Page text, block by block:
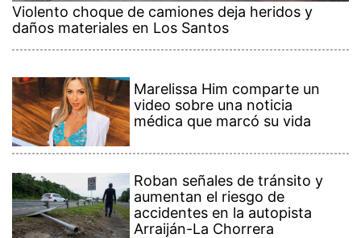
Violento choque de camiones deja heridos y
daños materiales en Los Santos
Marelissa Him comparte un
video sobre una noticia
médica que marcó su vida
Roban señales de tránsito y
aumentan el riesgo de
accidentes en la autopista
Arraiján-La Chorrera